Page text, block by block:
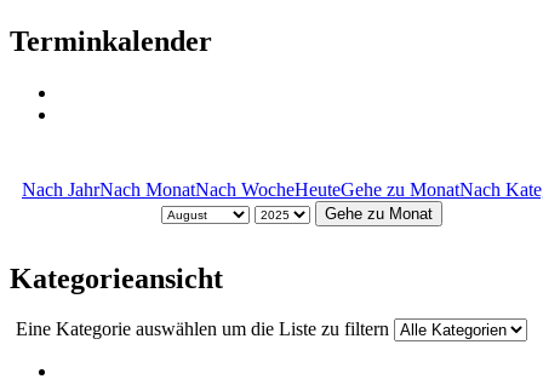
Terminkalender
Nach JahrNach MonatNach WocheHeuteGehe zu MonatNach
Gehe zu Monat
Kategorieansicht
Eine Kategorie auswählen um die Liste zu filtern